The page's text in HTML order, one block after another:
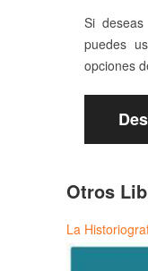
Si
puedes
opciones
Otros
La